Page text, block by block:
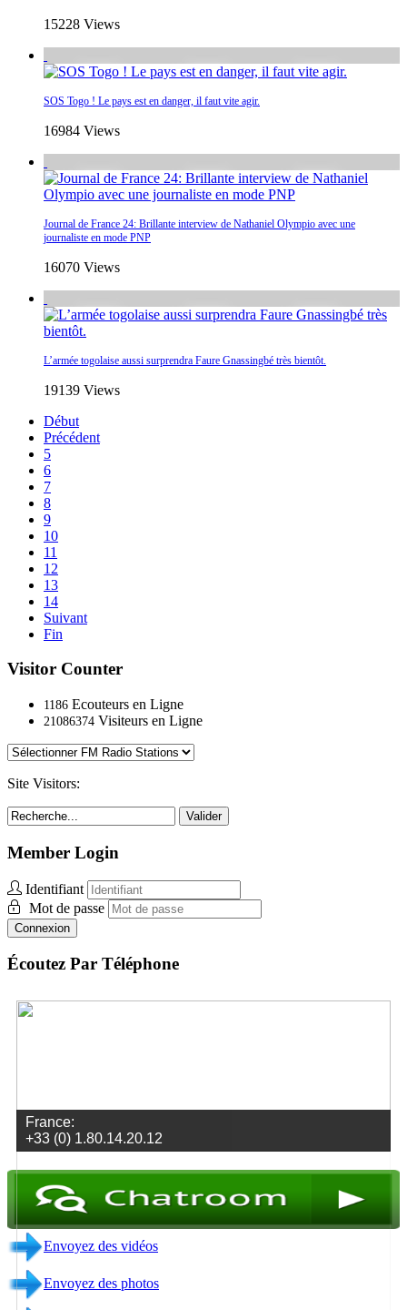
15228 Views
SOS Togo ! Le pays est en danger, il faut vite agir.
16984 Views
Journal de France 24: Brillante interview de Nathaniel Olympio avec une
journaliste en mode PNP
16070 Views
L’armée togolaise aussi surprendra Faure Gnassingbé très bientôt.
19139 Views
Début
Précédent
5
6
7
8
9
10
11
12
13
14
Suivant
Fin
Visitor Counter
1186 Ecouteurs en Ligne
21086374 Visiteurs en Ligne
Site Visitors:
Valider
Member Login
Identifiant
Mot de passe
Connexion
Écoutez Par Téléphone
Envoyez des vidéos
Envoyez des photos
Envoyez des Audio